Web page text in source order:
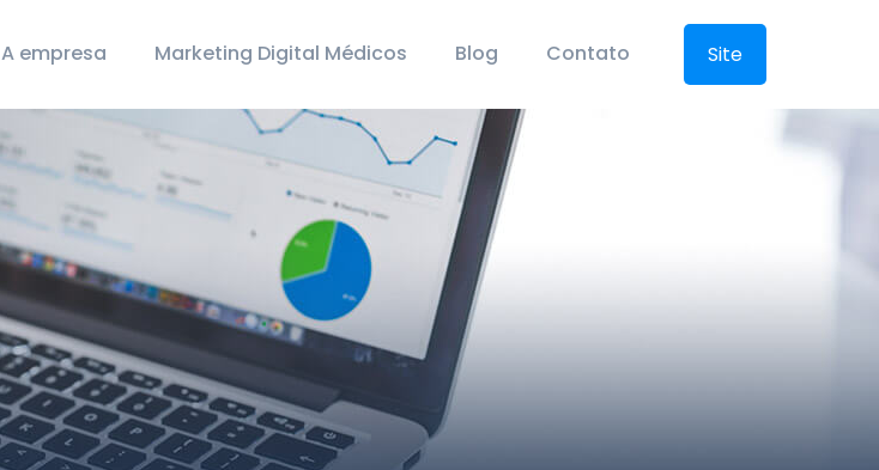
A empresa Marketing Digital Médicos Blog Contato Site